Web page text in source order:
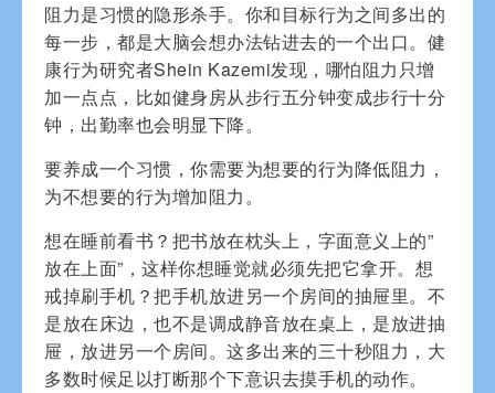
阻力是习惯的隐形杀手。你和目标行为之间多出的
每一步，都是大脑会想办法钻进去的一个出口。健
康行为研究者Shein Kazemi发现，哪怕阻力只增
加一点点，比如健身房从步行五分钟变成步行十分
钟，出勤率也会明显下降。
要养成一个习惯，你需要为想要的行为降低阻力，
为不想要的行为增加阻力。
想在睡前看书？把书放在枕头上，字面意义上的”
放在上面”，这样你想睡觉就必须先把它拿开。想
戒掉刷手机？把手机放进另一个房间的抽屉里。不
是放在床边，也不是调成静音放在桌上，是放进抽
屉，放进另一个房间。这多出来的三十秒阻力，大
多数时候足以打断那个下意识去摸手机的动作。